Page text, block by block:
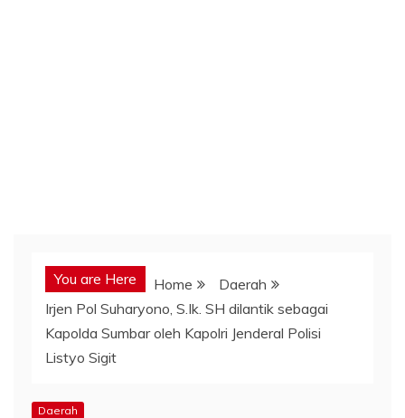
You are Here Home
Daerah
Irjen Pol Suharyono, S.Ik. SH dilantik sebagai
Kapolda Sumbar oleh Kapolri Jenderal Polisi
Listyo Sigit
Daerah